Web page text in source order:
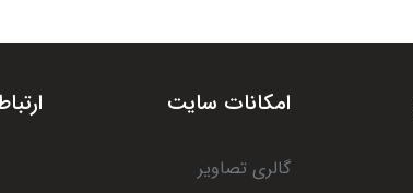
امکانات سایت
گالری تصاویر